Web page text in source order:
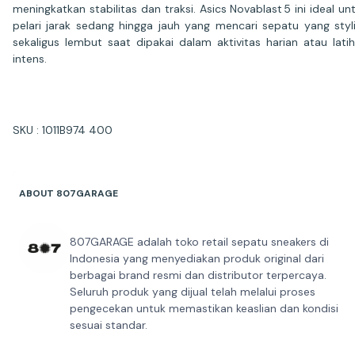
meningkatkan stabilitas dan traksi. Asics Novablast 5 ini ideal
pelari jarak sedang hingga jauh yang mencari sepatu yang
sekaligus lembut saat dipakai dalam aktivitas harian atau
intens.
SKU : 1011B974 400
ABOUT 807GARAGE
807GARAGE adalah toko retail sepatu sneakers di
Indonesia yang menyediakan produk original dari
berbagai brand resmi dan distributor terpercaya.
Seluruh produk yang dijual telah melalui proses
pengecekan untuk memastikan keaslian dan kondisi
sesuai standar.